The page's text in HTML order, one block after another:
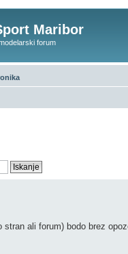
Maribor
forum
stran ali forum) bodo brez